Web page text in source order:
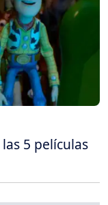
5 películas